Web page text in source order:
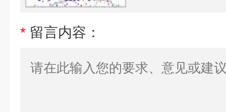
* 留言内容：